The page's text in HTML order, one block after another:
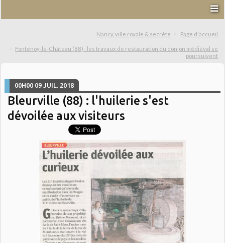
Nancy, ville royale & secrète Page d'accueil
Fontenoy-le-Château (88) : les travaux de restauration du donjon médiéval se
poursuivent
00H00 09 JUIL. 2018
Bleurville (88) : l'huilerie s'est
dévoilée aux visiteurs